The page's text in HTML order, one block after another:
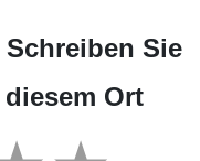
Sie
Ort